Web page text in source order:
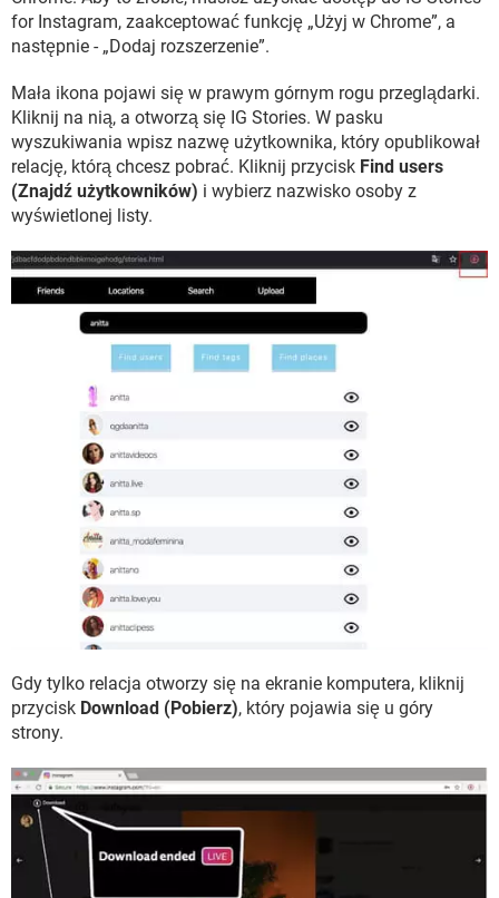
for Instagram, zaakceptować funkcję „Użyj w Chrome”, a
następnie - „Dodaj rozszerzenie”.
Mała ikona pojawi się w prawym górnym rogu przeglądarki.
Kliknij na nią, a otworzą się IG Stories. W pasku
wyszukiwania wpisz nazwę użytkownika, który opublikował
relację, którą chcesz pobrać. Kliknij przycisk Find users
(Znajdź użytkowników) i wybierz nazwisko osoby z
wyświetlonej listy.
Gdy tylko relacja otworzy się na ekranie komputera, kliknij
przycisk Download (Pobierz), który pojawia się u góry
strony.